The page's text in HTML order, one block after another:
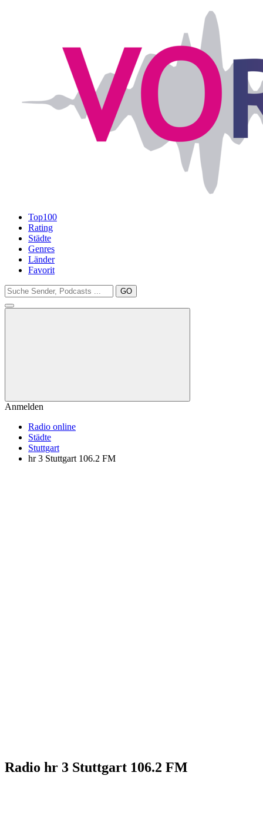
Top100
Rating
Städte
Genres
Länder
Favorit
GO
Anmelden
Radio online
Städte
Stuttgart
hr 3 Stuttgart 106.2 FM
Radio hr 3 Stuttgart 106.2 FM